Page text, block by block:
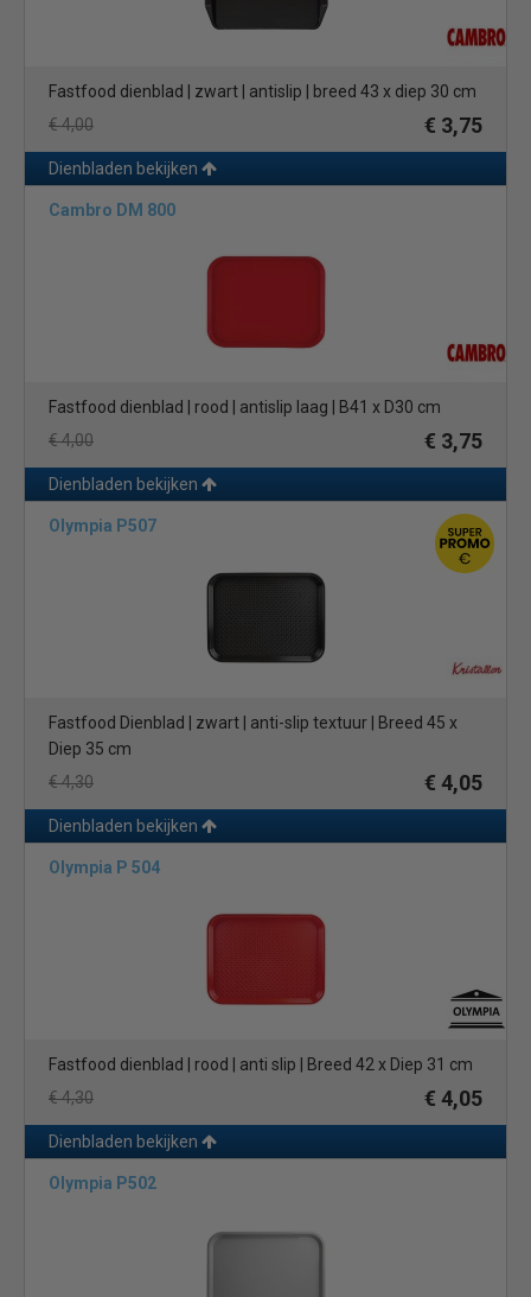
Fastfood dienblad | zwart | antislip | breed 43 x diep 30 cm
€ 4,00
€ 3,75
Dienbladen bekijken
Cambro DM 800
Fastfood dienblad | rood | antislip laag | B41 x D30 cm
€ 4,00
€ 3,75
Dienbladen bekijken
Olympia P507
Fastfood Dienblad | zwart | anti-slip textuur | Breed 45 x
Diep 35 cm
€ 4,30
€ 4,05
Dienbladen bekijken
Olympia P 504
Fastfood dienblad | rood | anti slip | Breed 42 x Diep 31 cm
€ 4,30
€ 4,05
Dienbladen bekijken
Olympia P502